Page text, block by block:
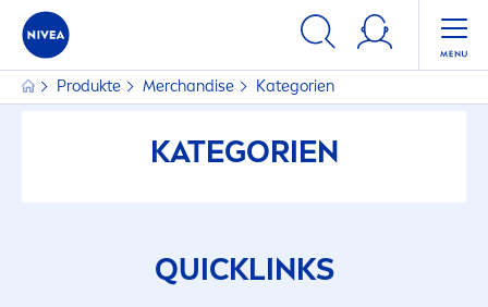
Produkte Merchandise Kategorien
KATEGORIEN
QUICKLINKS